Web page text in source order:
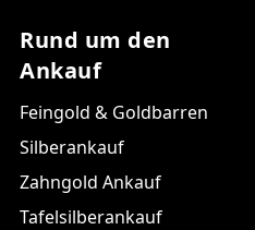
Rund um den
Ankauf
Feingold & Goldbarren
Silberankauf
Zahngold Ankauf
Tafelsilberankauf